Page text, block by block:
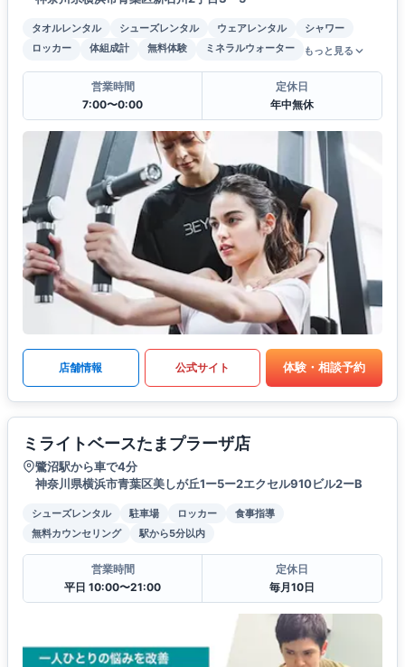
タオルレンタル シューズレンタル ウェアレンタル
シャワー
ロッカー
体組成計 無料体験 ミネラルウォーター もっと見る
営業時間
7:00〜0:00
定休日
年中無休
店舗情報 公式サイト 体験・相談予約
ミライトベースたまプラーザ店
鷺沼駅から車で4分
神奈川県横浜市青葉区美しが丘1ー5ー2エクセル910ビル2ーB
シューズレンタル 駐車場 ロッカー
食事指導
無料カウンセリング
駅から5分以内
営業時間
平日 10:00〜21:00
定休日
毎月10日